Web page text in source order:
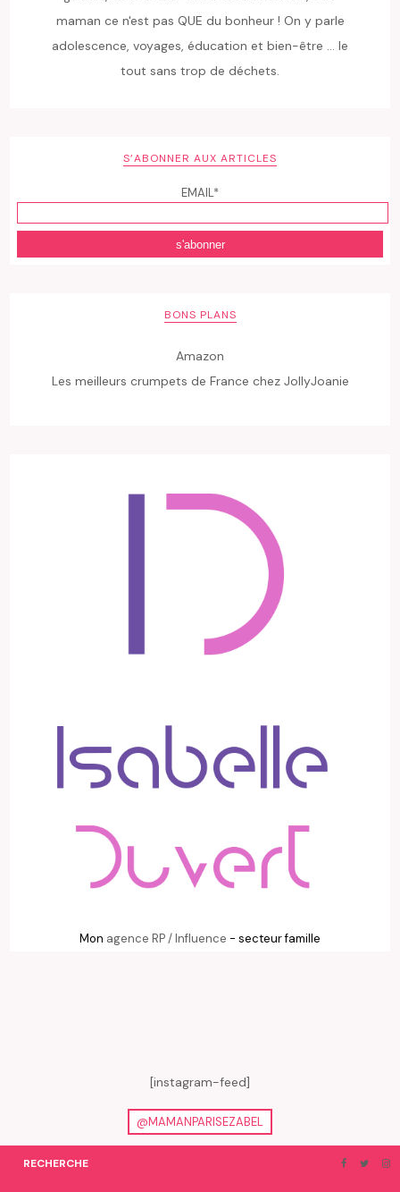
maman ce n'est pas QUE du bonheur ! On y parle
adolescence, voyages, éducation et bien-être ... le
tout sans trop de déchets.
S’ABONNER AUX ARTICLES
EMAIL*
BONS PLANS
Amazon
Les meilleurs crumpets de France chez JollyJoanie
Mon agence RP / Influence - secteur famille
[instagram-feed]
@MAMANPARISEZABEL
RECHERCHE